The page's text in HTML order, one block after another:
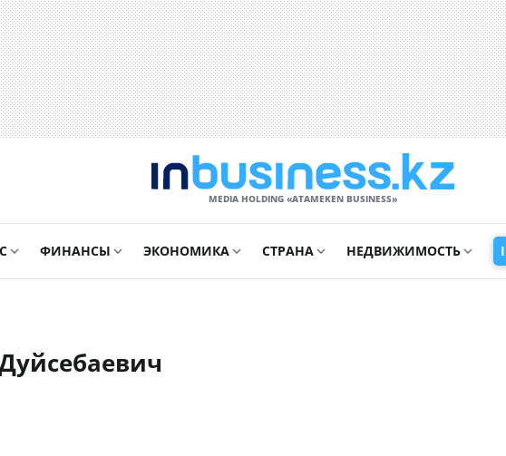
MEDIA HOLDING «ATAMEKЕN BUSINESS»
ФИНАНСЫ ЭКОНОМИКА СТРАНА НЕДВИЖИМОСТЬ